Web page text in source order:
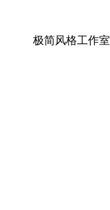
极简风格工作